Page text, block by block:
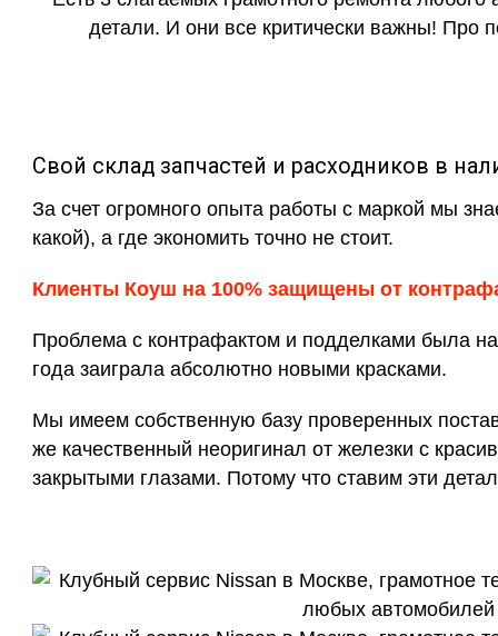
детали. И они все критически важны! Про
Свой склад запчастей и расходников в
За счет огромного опыта работы с маркой мы
какой), а где экономить точно не стоит.
Клиенты Коуш на 100% защищены от
Проблема с контрафактом и подделками была
года заиграла абсолютно новыми красками.
Мы имеем собственную базу проверенных
же качественный неоригинал от железки с
закрытыми глазами. Потому что ставим эти